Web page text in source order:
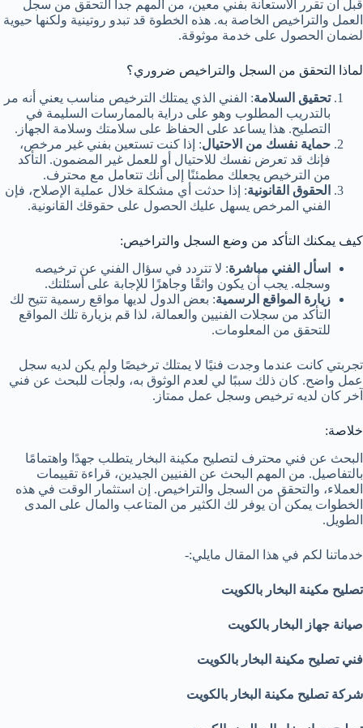
قبل أن تقرر الاستعانة بفني معين، من المهم جداً التحقق من سجل
العمل والتراخيص الخاصة به. هذه الخطوة قد تبدو روتينية ولكنها حيوية
لضمان الحصول على خدمة موثوقة.
لماذا التحقق من السجل والتراخيص ضروري؟
تحقيق السلامة: الفني الذي يمتلك الترخيص مناسب يعني أنه مر
بالتدريب المطلوب وهو على دراية بالممارسات السليمة في
التصليح. هذا يساعد على الحفاظ على سلامتك وسلامة الجهاز.
حماية نفسك من الاحتيال: إذا كنت تستعين بفني غير مرخص،
فإنك قد تعرض نفسك للاحتيال أو للعمل غير المضمون. التأكد
من الترخيص يجعلك مطمئنًا إلى أنك تتعامل مع محترف.
الحقوق القانونية: إذا حدثت أي مشكلة خلال عملية الإصلاح، فإن
الفني المرخص يسهل عليك الحصول على حقوقك القانونية.
كيف يمكنك التأكد من وضع السجل والتراخيص:
اسأل الفني مباشرة: لا تتردد في سؤال الفني عن ترخيصه
وسجله. يجب أن يكون واثقًا وجاهزًا للإجابة على أسئلتك.
زيارة المواقع الرسمية: بعض الدول لديها مواقع رسمية تتيح لك
التأكد من سجلات الفنيين والعمالة، لذا قم بزيارة تلك المواقع
للتحقق من المعلومات.
تجربتي كانت عندما وجدت فنيًا لا يمتلك ترخيصًا ولم يكن لديه سجل
عمل واضح. كان ذلك سببًا لي لعدم الوثوق به، ولجأت للبحث عن فني
آخر كان لديه ترخيص وسجل عمل ممتاز.
خلاصة:
البحث عن فني محترف لتصليح مكينة البخار يتطلب جهدًا واهتمامًا
بالتفاصيل. من المهم البحث عن الفنيين الجيدين، قراءة تقييمات
العملاء، والتحقق من السجل والتراخيص. إن استثمار الوقت في هذه
الخطوات يمكن أن يوفر لك الكثير من المتاعب والمال على المدى
الطويل.
خدماتنا لكم في هذا المقال مايلي:-
تصليح مكينة البخار بالكويت
صيانة جهاز البخار بالكويت
فني تصليح مكينة البخار بالكويت
شركة تصليح مكينة البخار بالكويت